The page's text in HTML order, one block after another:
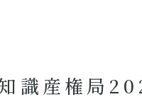
識産権局